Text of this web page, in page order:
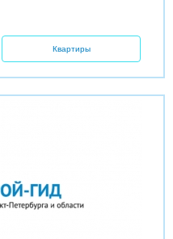
Квартиры